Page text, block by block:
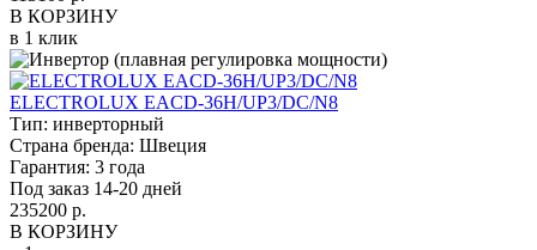
В КОРЗИНУ
в 1 клик
ELECTROLUX EACD-36H/UP3/DC/N8
Тип: инверторный
Страна бренда: Швеция
Гарантия: 3 года
Под заказ 14-20 дней
235200 р.
В КОРЗИНУ